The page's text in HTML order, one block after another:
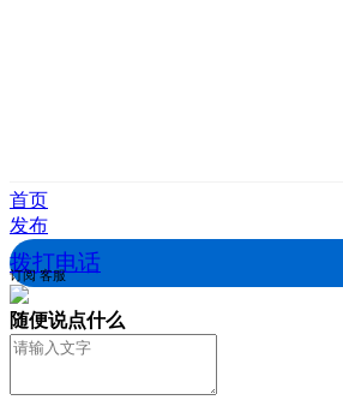
首页
发布
拨打电话
订阅 客服
随便说点什么